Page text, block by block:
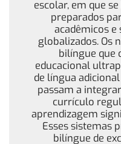
escolar, em que
preparados
acadêmicos e
globalizados. Os
bilíngue que
educacional
de língua
passam a
currículo
aprendizagem
Esses sistemas
bilíngue de